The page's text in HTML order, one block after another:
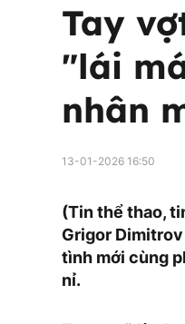
Tay
"lái
nhân
13-01-2026 16:50
(Tin thể thao,
Grigor Dimitrov
tình mới cùng
nỉ.